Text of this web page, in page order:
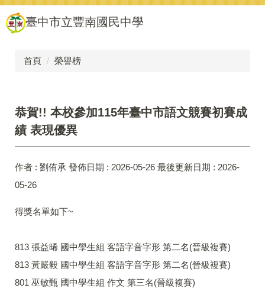
跳
到
主
臺中市立豐南國民中學
首頁 榮譽榜
恭賀!! 本校參加115年臺中市語文競賽初賽成
績 表現優異
作者 : 劉侑承 發佈日期 : 2026-05-26 最後更新日期 : 2026-
05-26
得獎名單如下~
813 張益晞 國中學生組 客語字音字形 第二名(晉級複賽)
813 黃嚴毅 國中學生組 客語字音字形 第二名(晉級複賽)
801 巫敏甄 國中學生組 作文 第三名(晉級複賽)